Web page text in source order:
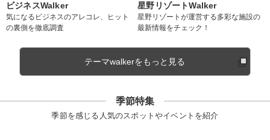
ビジネスWalker
気になるビジネスのアレコレ、ヒット
の裏側を徹底調査
星野リゾートWalker
星野リゾートが運営する多彩な施設の
最新情報をチェック！
テーマwalkerをもっと見る
季節特集
季節を感じる人気のスポットやイベントを紹介